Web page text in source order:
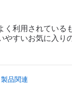
く利用されている
やすいお気に入り
製品関連